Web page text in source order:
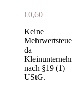
€0,60
Keine
da
nach §19 (1)
UStG.